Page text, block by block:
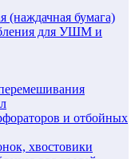
(наждачная бумага)
для УШМ и
и отбойных
хвостовики